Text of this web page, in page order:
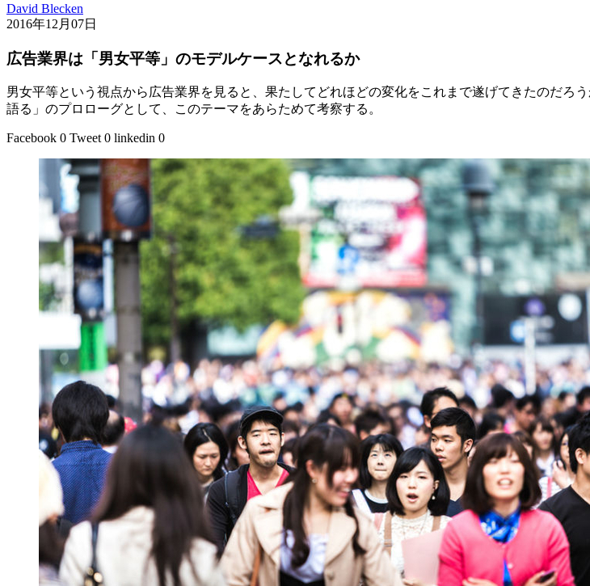
David Blecken
2016年12月07日
広告業界は「男女平等」のモデルケースとなれるか
男女平等という視点から広告業界を見ると、果たしてどれほどの変化をこれまで遂げてきたのだろ
語る」のプロローグとして、このテーマをあらためて考察する。
Facebook 0 Tweet 0 linkedin 0